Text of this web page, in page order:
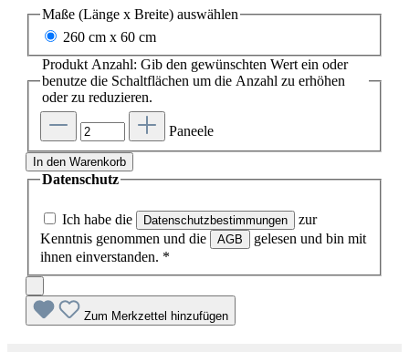
Maße (Länge x Breite) auswählen
260 cm x 60 cm
Produkt Anzahl: Gib den gewünschten Wert ein oder
benutze die Schaltflächen um die Anzahl zu erhöhen
oder zu reduzieren.
Paneele
In den Warenkorb
Datenschutz
Ich habe die Datenschutzbestimmungen
zur
Kenntnis genommen und die
AGB
gelesen und bin mit
ihnen einverstanden. *
Zum Merkzettel hinzufügen